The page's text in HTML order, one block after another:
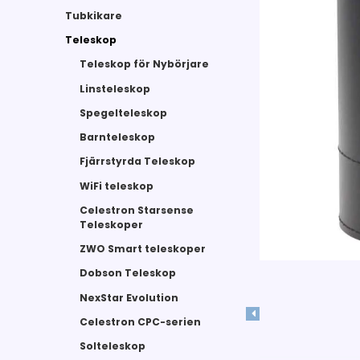
Tubkikare
Teleskop
Teleskop för Nybörjare
Linsteleskop
Spegelteleskop
Barnteleskop
Fjärrstyrda Teleskop
WiFi teleskop
Celestron Starsense
Teleskoper
ZWO Smart teleskoper
Dobson Teleskop
NexStar Evolution
Celestron CPC-serien
Solteleskop